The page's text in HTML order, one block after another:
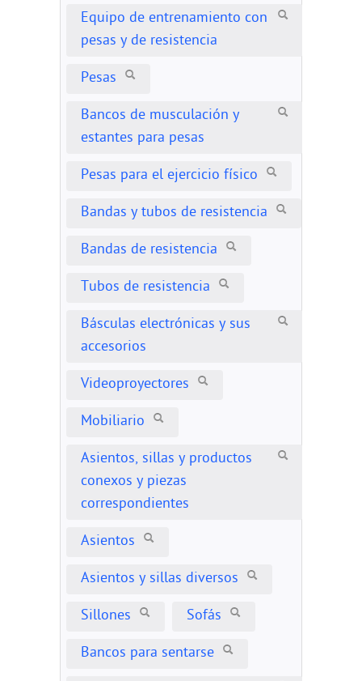
Equipo de entrenamiento con
pesas y de resistencia
Pesas
Bancos de musculación y
estantes para pesas
Pesas para el ejercicio físico
Bandas y tubos de resistencia
Bandas de resistencia
Tubos de resistencia
Básculas electrónicas y sus
accesorios
Videoproyectores
Mobiliario
Asientos, sillas y productos
conexos y piezas
correspondientes
Asientos
Asientos y sillas diversos
Sillones Sofás
Bancos para sentarse